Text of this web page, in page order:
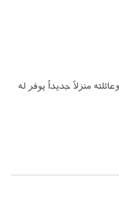
منزلاً جديداً يوفر له